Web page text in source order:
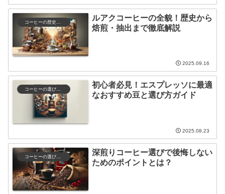
コーヒーの歴史と文化
ルアクコーヒーの全貌！歴史から
焙煎・抽出まで徹底解説
2025.09.16
コーヒーの選び方と保存
初心者必見！エスプレッソに最適
なおすすめ豆と選び方ガイド
2025.08.23
深煎りコーヒー選びで後悔しない
ためのポイントとは？